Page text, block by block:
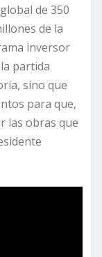
de 350
de la
inversor
partida
sino que
para que,
las obras que